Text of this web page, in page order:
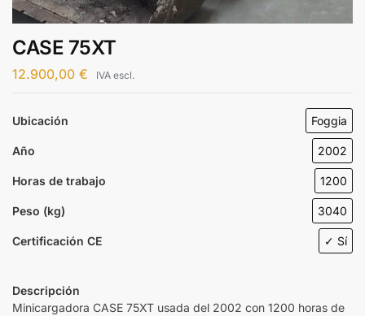
CASE 75XT
12.900,00 € IVA escl.
Ubicación Foggia
Año 2002
Horas de trabajo 1200
Peso (kg) 3040
Certificación CE ✓ Sí
Descripción
Minicargadora CASE 75XT usada del 2002 con 1200 horas de